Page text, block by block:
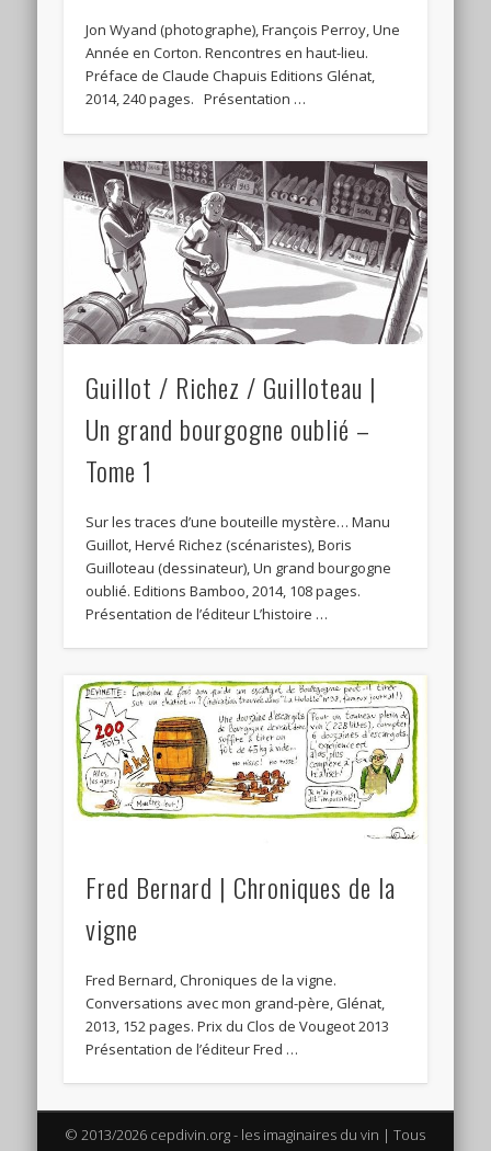
Jon Wyand (photographe), François Perroy, Une
Année en Corton. Rencontres en haut-lieu.
Préface de Claude Chapuis Editions Glénat,
2014, 240 pages. Présentation …
Guillot / Richez / Guilloteau |
Un grand bourgogne oublié –
Tome 1
Sur les traces d’une bouteille mystère… Manu
Guillot, Hervé Richez (scénaristes), Boris
Guilloteau (dessinateur), Un grand bourgogne
oublié. Editions Bamboo, 2014, 108 pages.
Présentation de l’éditeur L’histoire …
Fred Bernard | Chroniques de la
vigne
Fred Bernard, Chroniques de la vigne.
Conversations avec mon grand-père, Glénat,
2013, 152 pages. Prix du Clos de Vougeot 2013
Présentation de l’éditeur Fred …
© 2013/2026 cepdivin.org - les imaginaires du vin | Tous